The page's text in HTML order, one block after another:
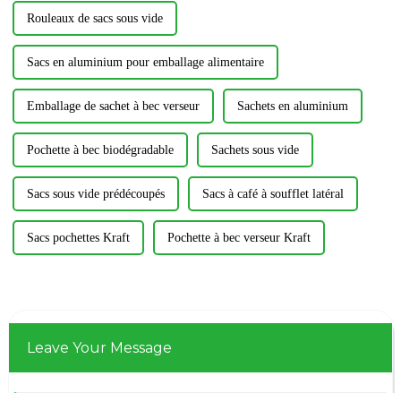
Rouleaux de sacs sous vide
Sacs en aluminium pour emballage alimentaire
Emballage de sachet à bec verseur Sachets en aluminium
Pochette à bec biodégradable Sachets sous vide
Sacs sous vide prédécoupés Sacs à café à soufflet latéral
Sacs pochettes Kraft Pochette à bec verseur Kraft
Leave Your Message